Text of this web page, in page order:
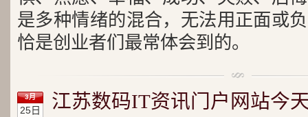
是多种情绪的混合，无法用正面或
恰是创业者们最常体会到的。
3月
25日 江苏数码IT资讯门户网站今